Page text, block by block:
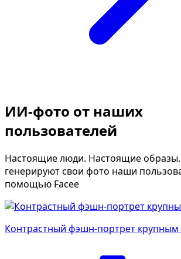
ИИ-фото от наших
пользователей
Настоящие люди. Настоящие образы.
генерируют свои фото наши
помощью Facee
Контрастный фэшн-портрет